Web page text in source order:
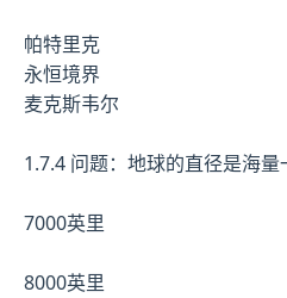
帕特里克
永恒境界
麦克斯韦尔
1.7.4 问题：地球的直径是海量
7000英里
8000英里